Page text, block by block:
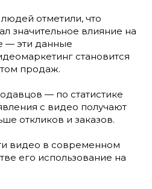
отметили, что
значительное влияние на
— эти данные
становится
продаж.
— по статистике
с видео получают
откликов и заказов.
видео в современном
его использование на